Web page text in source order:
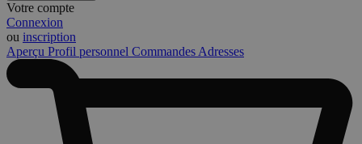
Votre compte
Connexion
ou inscription
Aperçu Profil personnel Commandes Adresses